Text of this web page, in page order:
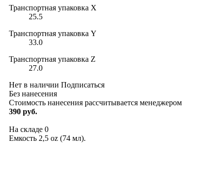
Транспортная упаковка X
25.5
Транспортная упаковка Y
33.0
Транспортная упаковка Z
27.0
Нет в наличии Подписаться
Без нанесения
Стоимость нанесения рассчитывается менеджером
390 руб.
На складе 0
Емкость 2,5 oz (74 мл).